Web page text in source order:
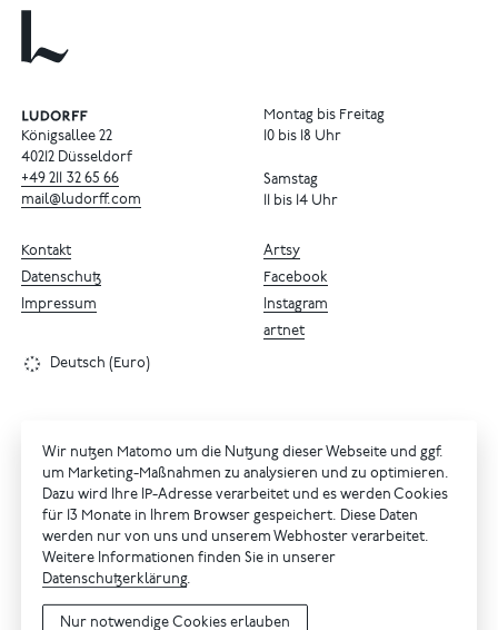
Königsallee 22
40212 Düsseldorf
+49 211 32 65 66
mail@ludorff.com
Montag bis Freitag
10 bis 18 Uhr
Samstag
11 bis 14 Uhr
Artsy
Facebook
Instagram
artnet
Kontakt
Datenschutz
Impressum
Deutsch (Euro)
Wir nutzen Matomo um die Nutzung dieser Webseite und ggf.
um Marketing-Maßnahmen zu analysieren und zu optimieren.
Dazu wird Ihre IP-Adresse verarbeitet und es werden Cookies
für 13 Monate in Ihrem Browser gespeichert. Diese Daten
werden nur von uns und unserem Webhoster verarbeitet.
Weitere Informationen finden Sie in unserer
Datenschutzerklärung.
Nur notwendige Cookies erlauben